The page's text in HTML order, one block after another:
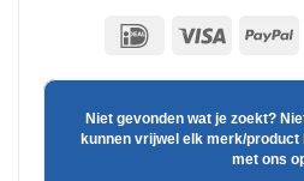
Niet gevonden wat je zoekt?
kunnen vrijwel elk merk/
met ons